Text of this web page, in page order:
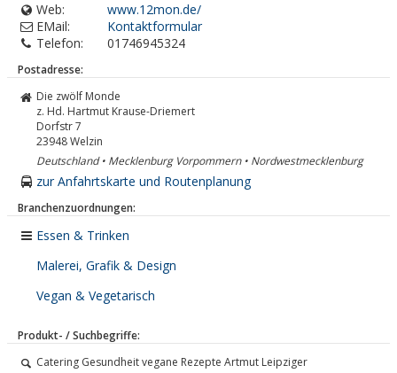
Web:
www.12mon.de/
EMail:
Kontaktformular
Telefon:
01746945324
Postadresse:
Die zwölf Monde
z. Hd. Hartmut Krause-Driemert
Dorfstr 7
23948Welzin
Deutschland • Mecklenburg Vorpommern • Nordwestmecklenburg
zur Anfahrtskarte und Routenplanung
Branchenzuordnungen:
Essen & Trinken
Malerei, Grafik & Design
Vegan & Vegetarisch
Produkt- / Suchbegriffe:
Catering Gesundheit vegane Rezepte Artmut Leipziger